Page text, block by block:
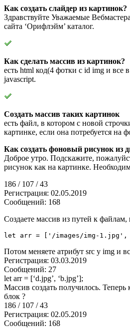
Как создать слайдер из картинок?
Здравствуйте Уважаемые
сайта ‘Орифлэйм’ каталог.
Как сделать массив из картинок?
есть html код(4 фотки с id img и все
javascript.
Создать массив таких картинок
есть файл, в котором с новой
картинке, если она потребуется на
Как создать фоновый рисунок из
Доброе утро. Подскажите,
рисунок как на картинке.
186 / 107 / 43
Регистрация: 02.05.2019
Сообщений: 168
Создаете массив из путей к
let arr = '/images/img-1.jpg' ,
Потом меняете атрибут src у img и
Регистрация: 03.03.2019
Сообщений: 27
let arr = [‘d.jpg’, ‘b.jpg’];
Массив создать получилось. Теперь
блок ?
186 / 107 / 43
Регистрация: 02.05.2019
Сообщений: 168